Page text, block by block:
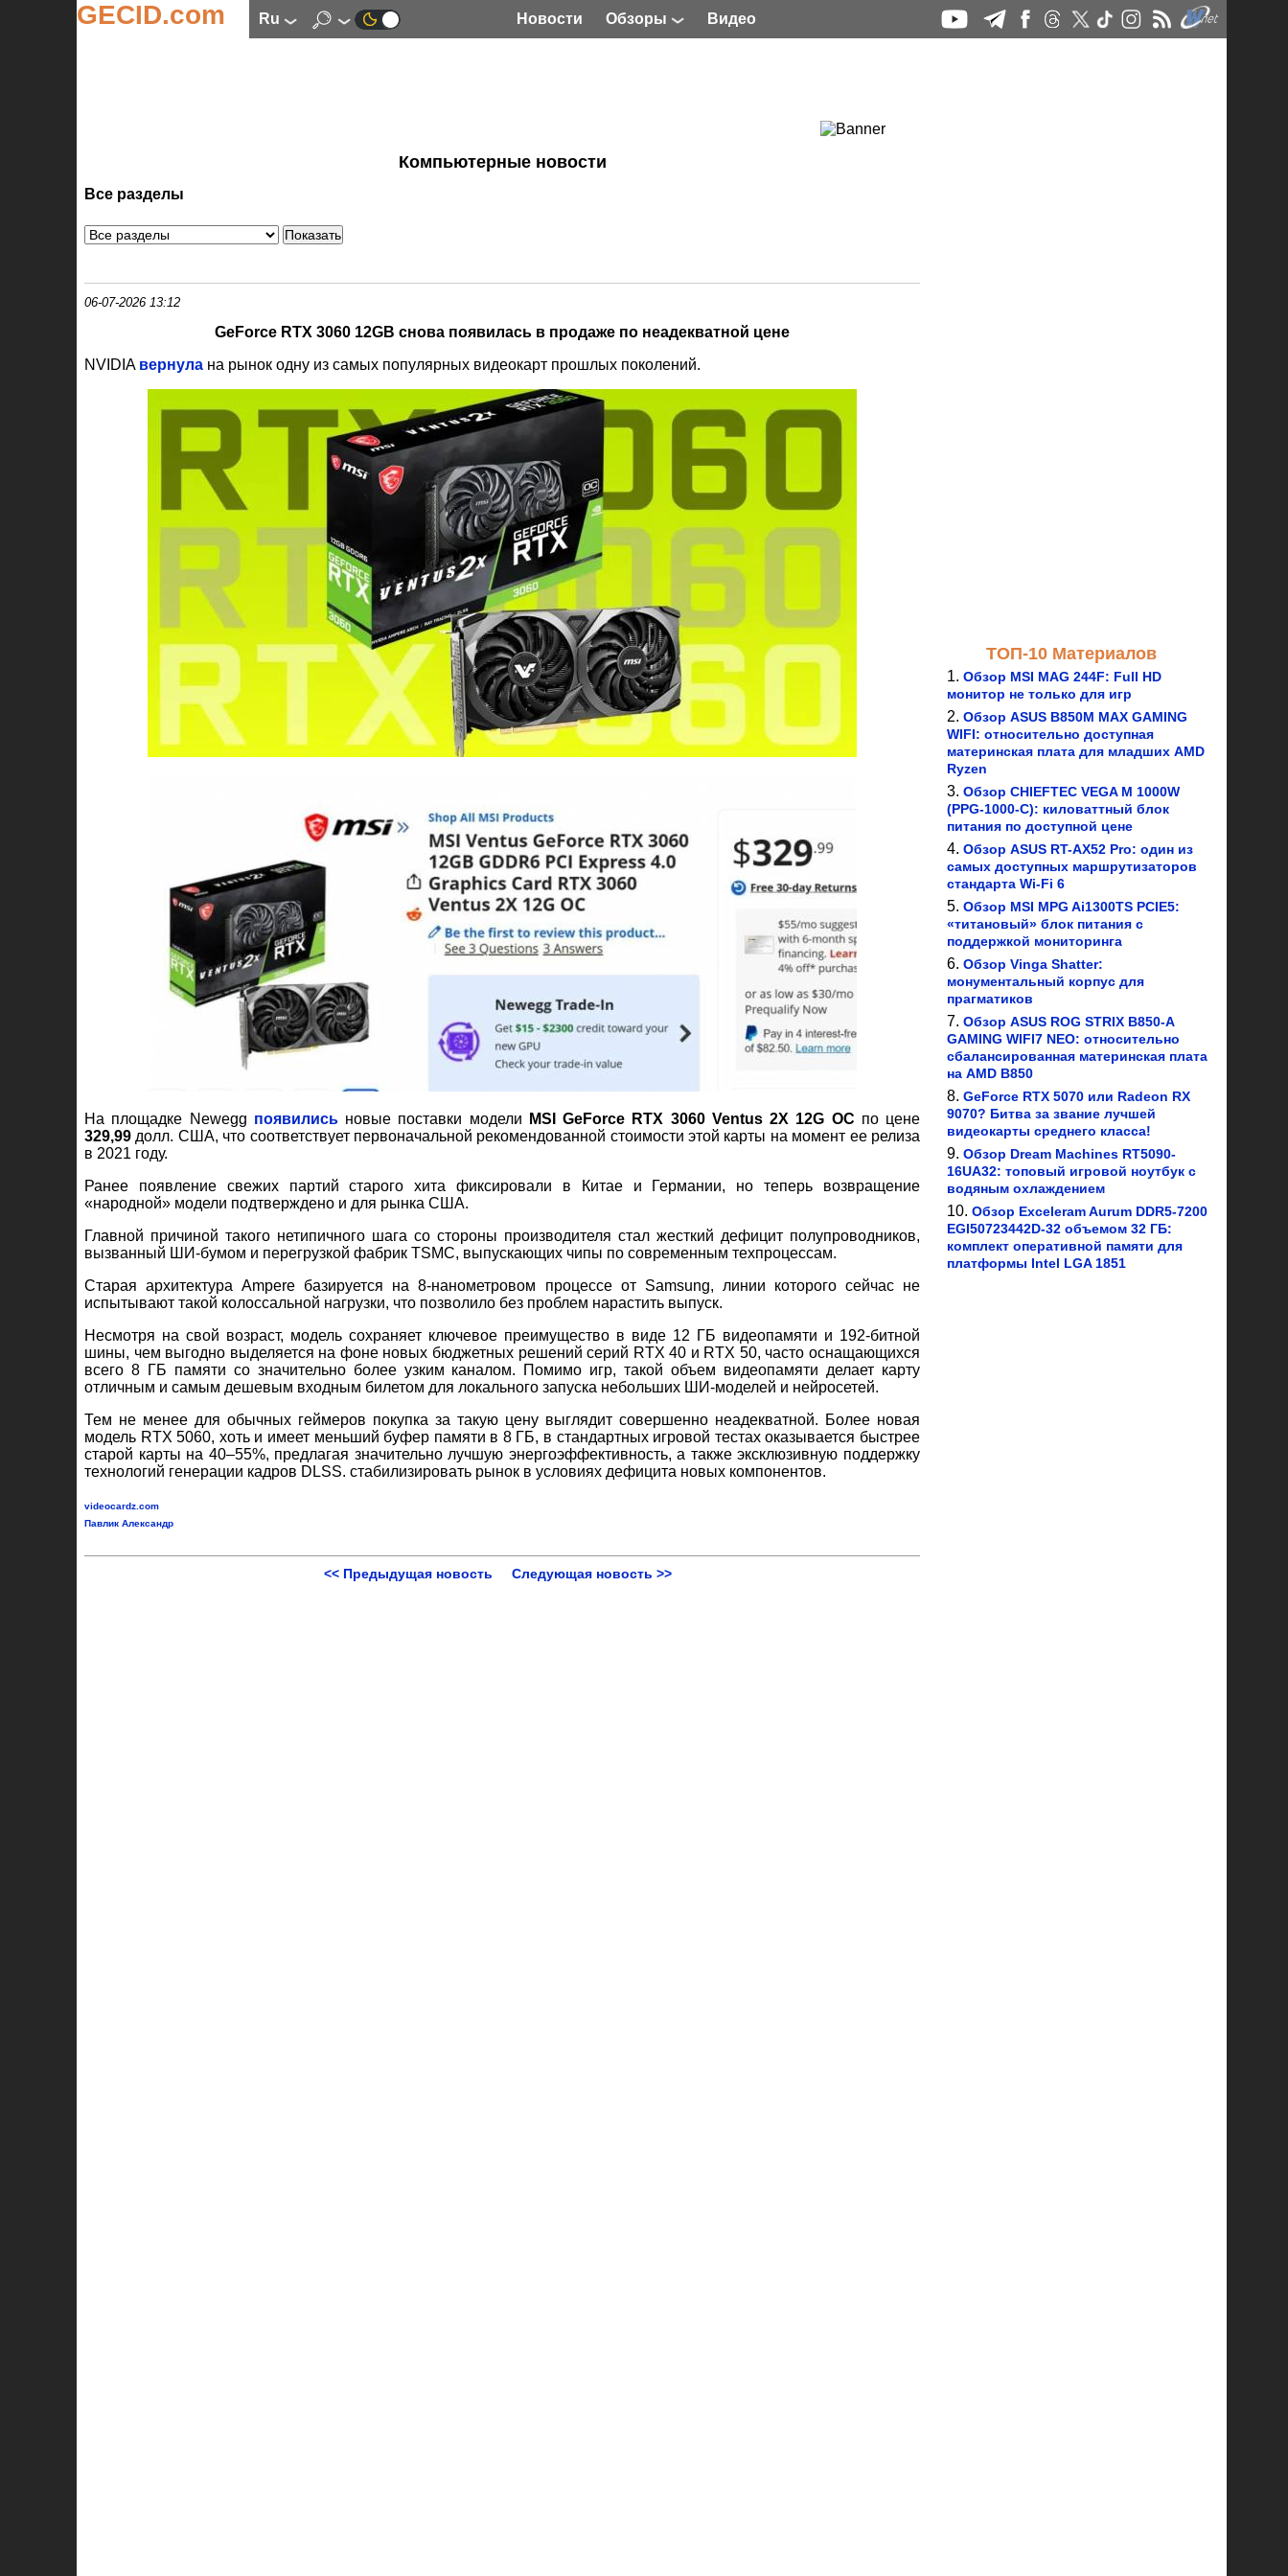
GECID.com ru Новости Обзоры Видео
Компьютерные новости
Все разделы
06-07-2026 13:12
GeForce RTX 3060 12GB снова появилась в продаже по неадекватной цене
NVIDIA вернула на рынок одну из самых популярных видеокарт прошлых поколений.
На площадке Newegg появилисьновые поставки модели MSI GeForce RTX 3060 Ventus 2X 12G OC по цене
329,99 долл. США, что соответствует первоначальной рекомендованной стоимости этой карты на момент ее релиза
в 2021 году.
Ранее появление свежих партий старого хита фиксировали в Китае и Германии, но теперь возвращение
«народной» модели подтверждено и для рынка США.
Главной причиной такого нетипичного шага со стороны производителя стал жесткий дефицит полупроводников,
вызванный ШИ-бумом и перегрузкой фабрик TSMC, выпускающих чипы по современным техпроцессам.
Старая архитектура Ampere базируется на 8-нанометровом процессе от Samsung, линии которого сейчас не
испытывают такой колоссальной нагрузки, что позволило без проблем нарастить выпуск.
Несмотря на свой возраст, модель сохраняет ключевое преимущество в виде 12 ГБ видеопамяти и 192-битной
шины, чем выгодно выделяется на фоне новых бюджетных решений серий RTX 40 и RTX 50, часто оснащающихся
всего 8 ГБ памяти со значительно более узким каналом. Помимо игр, такой объем видеопамяти делает карту
отличным и самым дешевым входным билетом для локального запуска небольших ШИ-моделей и нейросетей.
Тем не менее для обычных геймеров покупка за такую цену выглядит совершенно неадекватной. Более новая
модель RTX 5060, хоть и имеет меньший буфер памяти в 8 ГБ, в стандартных игровой тестах оказывается быстрее
старой карты на 40–55%, предлагая значительно лучшую энергоэффективность, а также эксклюзивную поддержку
технологий генерации кадров DLSS. стабилизировать рынок в условиях дефицита новых компонентов.
videocardz.com
Павлик Александр
<< Предыдущая новость Следующая новость >>
ТОП-10 Материалов
Обзор MSI MAG 244F: Full HD
монитор не только для игр
Обзор ASUS B850M MAX GAMING
WIFI: относительно доступная
материнская плата для младших AMD
Ryzen
Обзор CHIEFTEC VEGA M 1000W
(PPG-1000-C): киловаттный блок
питания по доступной цене
Обзор ASUS RT-AX52 Pro: один из
самых доступных маршрутизаторов
стандарта Wi-Fi 6
Обзор MSI MPG Ai1300TS PCIE5:
«титановый» блок питания с
поддержкой мониторинга
Обзор Vinga Shatter:
монументальный корпус для
прагматиков
Обзор ASUS ROG STRIX B850-A
GAMING WIFI7 NEO: относительно
сбалансированная материнская плата
на AMD B850
GeForce RTX 5070 или Radeon RX
9070? Битва за звание лучшей
видеокарты среднего класса!
Обзор Dream Machines RT5090-
16UA32: топовый игровой ноутбук с
водяным охлаждением
Обзор Exceleram Aurum DDR5-7200
EGI50723442D-32 объемом 32 ГБ:
комплект оперативной памяти для
платформы Intel LGA 1851